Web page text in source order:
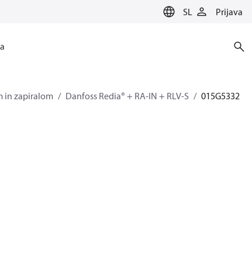
SL Prijava
in zapiralom Danfoss Redia® + RA-IN + RLV-S 015G5332